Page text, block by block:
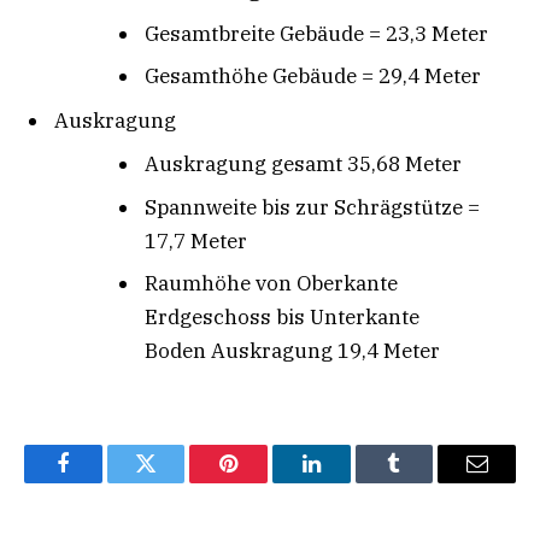
Gesamtbreite Gebäude = 23,3 Meter
Gesamthöhe Gebäude = 29,4 Meter
Auskragung
Auskragung gesamt 35,68 Meter
Spannweite bis zur Schrägstütze =
17,7 Meter
Raumhöhe von Oberkante
Erdgeschoss bis Unterkante
Boden Auskragung 19,4 Meter
FacebookTwitter Pinterest LinkedInTumblr Email